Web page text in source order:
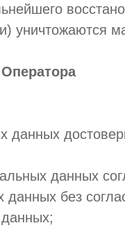
уничтожаются
данных
данных
данных без